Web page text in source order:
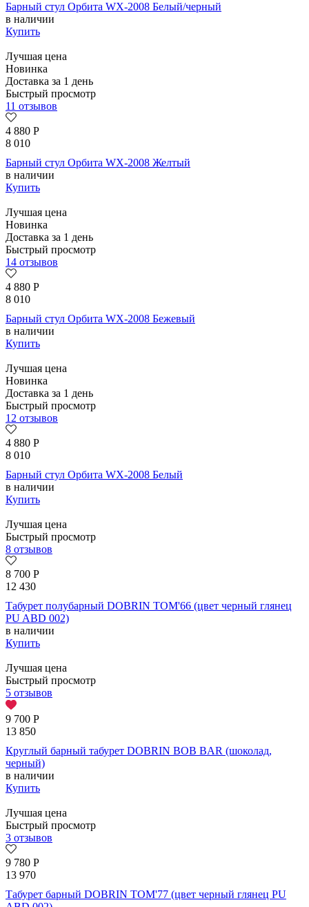
Барный стул Орбита WX-2008 Белый/черный
в наличии
Купить
Лучшая цена
Новинка
Доставка за 1 день
Быстрый просмотр
11 отзывов
4 880 Р
8 010
Барный стул Орбита WX-2008 Желтый
в наличии
Купить
Лучшая цена
Новинка
Доставка за 1 день
Быстрый просмотр
14 отзывов
4 880 Р
8 010
Барный стул Орбита WX-2008 Бежевый
в наличии
Купить
Лучшая цена
Новинка
Доставка за 1 день
Быстрый просмотр
12 отзывов
4 880 Р
8 010
Барный стул Орбита WX-2008 Белый
в наличии
Купить
Лучшая цена
Быстрый просмотр
8 отзывов
8 700 Р
12 430
Табурет полубарный DOBRIN TOM'66 (цвет черный глянец
PU ABD 002)
в наличии
Купить
Лучшая цена
Быстрый просмотр
5 отзывов
9 700 Р
13 850
Круглый барный табурет DOBRIN BOB BAR (шоколад,
черный)
в наличии
Купить
Лучшая цена
Быстрый просмотр
3 отзывов
9 780 Р
13 970
Табурет барный DOBRIN TOM'77 (цвет черный глянец PU